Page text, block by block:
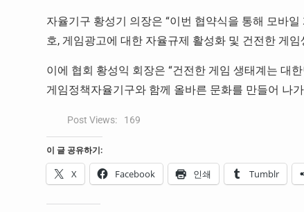
자율기구 황성기 의장은 “이번 협약식을 통해 모바
호, 게임광고에 대한 자율규제 활성화 및 건전한 게
이에 협회 황성익 회장은 “건전한 게임 생태계는 대
게임정책자율기구와 함께 올바른 문화를 만들어 나
Post Views: 169
이 글 공유하기:
X Facebook 인쇄 Tumblr